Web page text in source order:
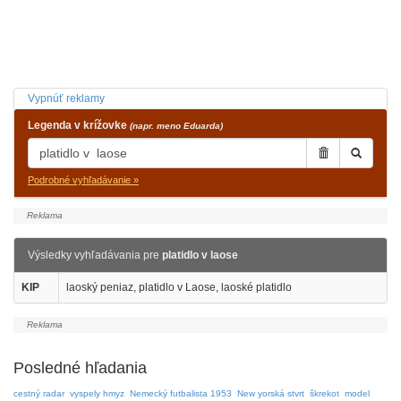
Vypnúť reklamy
Legenda v krížovke (napr. meno Eduarda)
Podrobné vyhľadávanie »
Výsledky vyhľadávania pre platidlo v laose
KIP laoský peniaz, platidlo v Laose, laoské platidlo
Posledné hľadania
cestný radar vyspely hmyz Nemecký futbalista 1953 New yorská stvrt škrekot model